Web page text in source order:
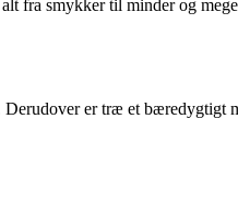
fra smykker til minder og
er træ et bæredygtigt